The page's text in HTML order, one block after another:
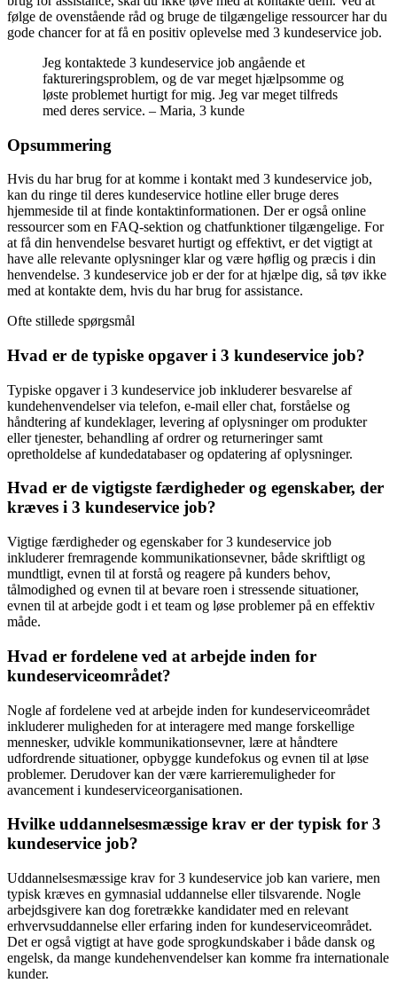
følge de ovenstående råd og bruge de tilgængelige ressourcer har du
gode chancer for at få en positiv oplevelse med 3 kundeservice job.
Jeg kontaktede 3 kundeservice job angående et
faktureringsproblem, og de var meget hjælpsomme og
løste problemet hurtigt for mig. Jeg var meget tilfreds
med deres service. – Maria, 3 kunde
Opsummering
Hvis du har brug for at komme i kontakt med 3 kundeservice job,
kan du ringe til deres kundeservice hotline eller bruge deres
hjemmeside til at finde kontaktinformationen. Der er også online
ressourcer som en FAQ-sektion og chatfunktioner tilgængelige. For
at få din henvendelse besvaret hurtigt og effektivt, er det vigtigt at
have alle relevante oplysninger klar og være høflig og præcis i din
henvendelse. 3 kundeservice job er der for at hjælpe dig, så tøv ikke
med at kontakte dem, hvis du har brug for assistance.
Ofte stillede spørgsmål
Hvad er de typiske opgaver i 3 kundeservice job?
Typiske opgaver i 3 kundeservice job inkluderer besvarelse af
kundehenvendelser via telefon, e-mail eller chat, forståelse og
håndtering af kundeklager, levering af oplysninger om produkter
eller tjenester, behandling af ordrer og returneringer samt
opretholdelse af kundedatabaser og opdatering af oplysninger.
Hvad er de vigtigste færdigheder og egenskaber, der
kræves i 3 kundeservice job?
Vigtige færdigheder og egenskaber for 3 kundeservice job
inkluderer fremragende kommunikationsevner, både skriftligt og
mundtligt, evnen til at forstå og reagere på kunders behov,
tålmodighed og evnen til at bevare roen i stressende situationer,
evnen til at arbejde godt i et team og løse problemer på en effektiv
måde.
Hvad er fordelene ved at arbejde inden for
kundeserviceområdet?
Nogle af fordelene ved at arbejde inden for kundeserviceområdet
inkluderer muligheden for at interagere med mange forskellige
mennesker, udvikle kommunikationsevner, lære at håndtere
udfordrende situationer, opbygge kundefokus og evnen til at løse
problemer. Derudover kan der være karrieremuligheder for
avancement i kundeserviceorganisationen.
Hvilke uddannelsesmæssige krav er der typisk for 3
kundeservice job?
Uddannelsesmæssige krav for 3 kundeservice job kan variere, men
typisk kræves en gymnasial uddannelse eller tilsvarende. Nogle
arbejdsgivere kan dog foretrække kandidater med en relevant
erhvervsuddannelse eller erfaring inden for kundeserviceområdet.
Det er også vigtigt at have gode sprogkundskaber i både dansk og
engelsk, da mange kundehenvendelser kan komme fra internationale
kunder.